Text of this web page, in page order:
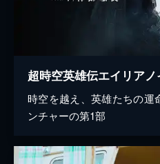
時空を越え、英雄たちの運
ンチャーの第1部